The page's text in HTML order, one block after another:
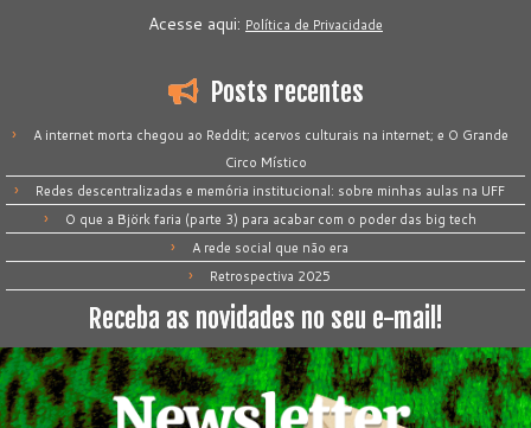
Acesse aqui: Política de Privacidade
Posts recentes
A internet morta chegou ao Reddit; acervos culturais na internet; e O Grande
Circo Místico
Redes descentralizadas e memória institucional: sobre minhas aulas na UFF
O que a Björk faria (parte 3) para acabar com o poder das big tech
A rede social que não era
Retrospectiva 2025
Receba as novidades no seu e-mail!